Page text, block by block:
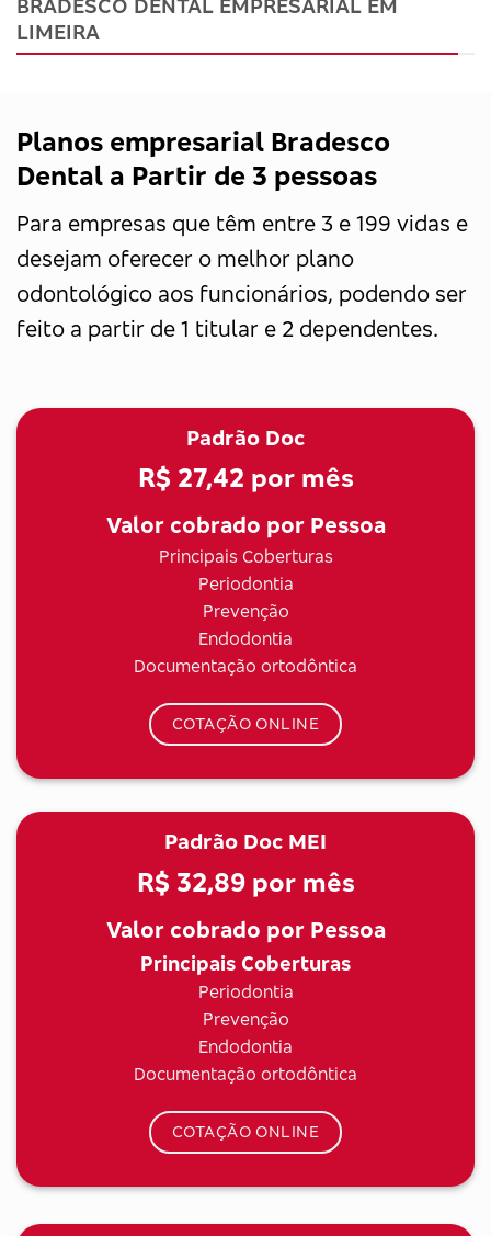
LIMEIRA
Planos empresarial Bradesco
Dental a Partir de 3 pessoas
Para empresas que têm entre 3 e 199 vidas e
desejam oferecer o melhor plano
odontológico aos funcionários, podendo ser
feito a partir de 1 titular e 2 dependentes.
Padrão Doc
R$ 27,42 por mês
Valor cobrado por Pessoa
Principais Coberturas
Periodontia
Prevenção
Endodontia
Documentação ortodôntica
COTAÇÃO ONLINE
Padrão Doc MEI
R$ 32,89por mês
Valor cobrado por Pessoa
Principais Coberturas
Periodontia
Prevenção
Endodontia
Documentação ortodôntica
COTAÇÃO ONLINE